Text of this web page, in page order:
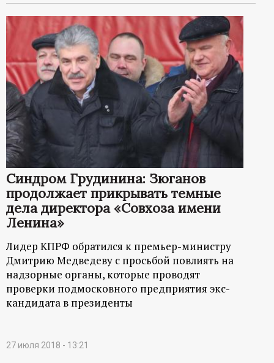
Синдром Грудинина: Зюганов
продолжает прикрывать темные
дела директора «Совхоза имени
Ленина»
Лидер КПРФ обратился к премьер-министру
Дмитрию Медведеву с просьбой повлиять на
надзорные органы, которые проводят
проверки подмосковного предприятия экс-
кандидата в президенты
27 июля 2018 - 13:21